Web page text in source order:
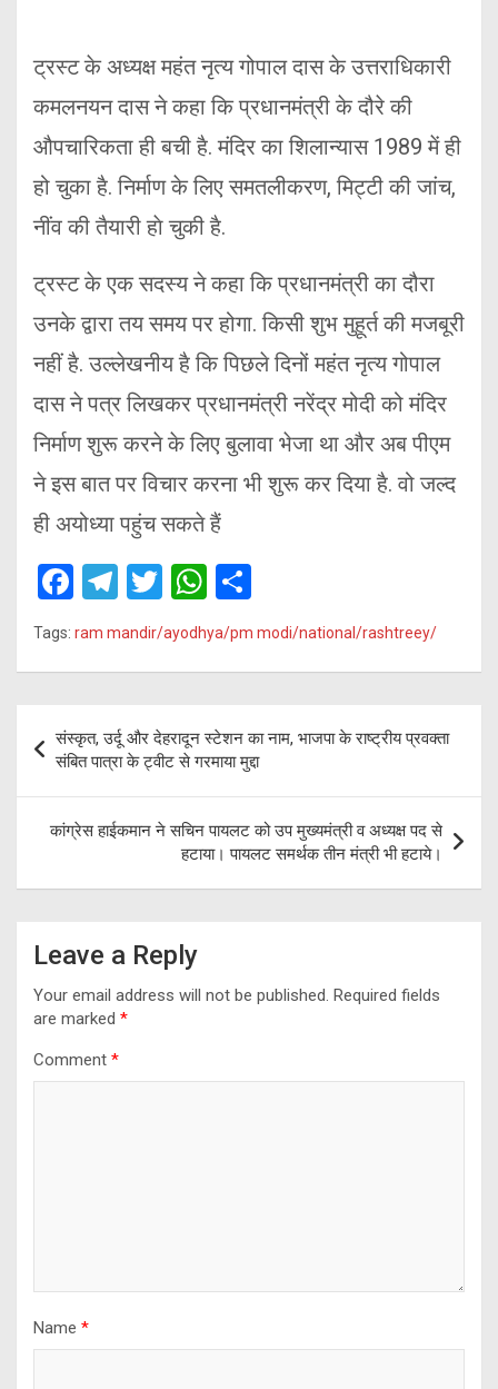
ट्रस्ट के अध्यक्ष महंत नृत्य गोपाल दास के उत्तराधिकारी
कमलनयन दास ने कहा कि प्रधानमंत्री के दौरे की
औपचारिकता ही बची है. मंदिर का शिलान्यास 1989 में ही
हो चुका है. निर्माण के लिए समतलीकरण, मिट्टी की जांच,
नींव की तैयारी हाे चुकी है.
ट्रस्ट के एक सदस्य ने कहा कि प्रधानमंत्री का दौरा
उनके द्वारा तय समय पर होगा. किसी शुभ मुहूर्त की मजबूरी
नहीं है. उल्लेखनीय है कि पिछले दिनों महंत नृत्य गोपाल
दास ने पत्र लिखकर प्रधानमंत्री नरेंद्र मोदी को मंदिर
निर्माण शुरू करने के लिए बुलावा भेजा था और अब पीएम
ने इस बात पर विचार करना भी शुरू कर दिया है. वो जल्द
ही अयोध्या पहुंच सकते हैं
F
ce
o
o
k
T
e
a
m
T
wi
tt
W
at
A
p
p
ar
Tags: ram mandir/ayodhya/pm modi/national/rashtreey/
navigation
संस्कृत, उर्दू और देहरादून स्टेशन का नाम, भाजपा के राष्ट्रीय प्रवक्ता
संबित पात्रा के ट्वीट से गरमाया मुद्दा
कांग्रेस हाईकमान ने सचिन पायलट को उप मुख्यमंत्री व अध्यक्ष पद से
हटाया। पायलट समर्थक तीन मंत्री भी हटाये।
Leave a Reply
Your email address will not be published. Required fields
are marked *
Comment *
Name *